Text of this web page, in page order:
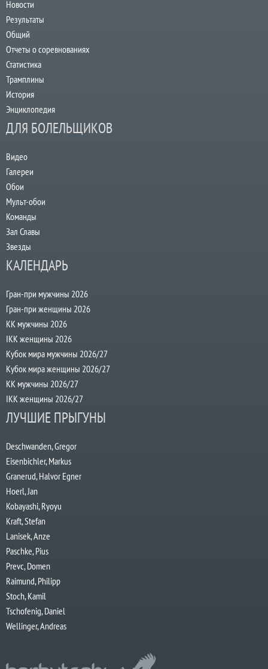
Новости
Результаты
Общий
Отчеты о соревнованиях
Статистика
Трамплины
История
Энциклопедия
ДЛЯ БОЛЕЛЬЩИКОВ
Видео
Галереи
Обои
Мульт-обои
Команды
Зал Славы
Звезды
КАЛЕНДАРЬ
Гран-при мужчины 2026
Гран-при женщины 2026
КК мужчины 2026
IKK женщины 2026
Кубок мира мужчины 2026/27
Кубок мира женщины 2026/27
КК мужчины 2026/27
IKK женщины 2026/27
ЛУЧШИЕ ПРЫГУНЫ
Deschwanden, Gregor
Eisenbichler, Markus
Granerud, Halvor Egner
Hoerl, Jan
Kobayashi, Ryoyu
Kraft, Stefan
Lanisek, Anze
Paschke, Pius
Prevc, Domen
Raimund, Philipp
Stoch, Kamil
Tschofenig, Daniel
Wellinger, Andreas